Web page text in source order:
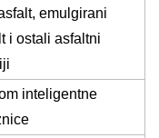
emulgirani
i ostali asfaltni
inteligentne